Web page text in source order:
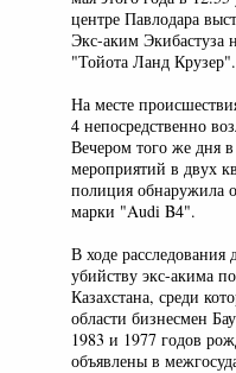
центре Павлодара
Экс-аким Экибастуза
"Тойота Ланд Крузер".
На месте
4 непосредственно
Вечером того же дня
мероприятий в двух
полиция обнаружила
марки "Audi B4".
В ходе
убийству экс-акима
Казахстана, среди
области бизнесмен
1983 и 1977 годов
объявлены в